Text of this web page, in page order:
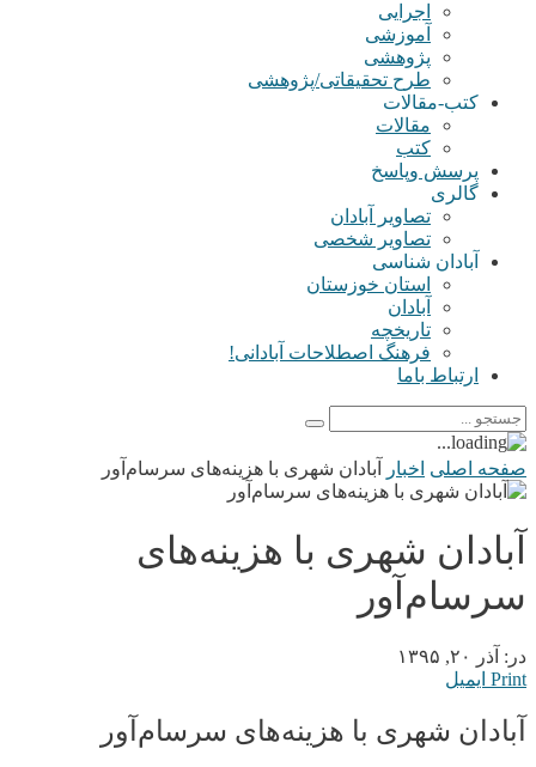
اجرایی
آموزشی
پژوهشی
طرح تحقیقاتی/پژوهشی
کتب-مقالات
مقالات
کتب
پرسش وپاسخ
گالری
تصاویر آبادان
تصاویر شخصی
آبادان شناسی
استان خوزستان
آبادان
تاریخچه
فرهنگ اصطلاحات آبادانی!
ارتباط باما
صفحه اصلی اخبار آبادان شهری با هزینه‌های سرسام‌آور
آبادان شهری با هزینه‌های
سرسام‌آور
در: آذر ۲۰, ۱۳۹۵
Print ایمیل
آبادان شهری با هزینه‌های سرسام‌آور